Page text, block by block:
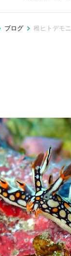
ブログ > 稚ヒトデモ